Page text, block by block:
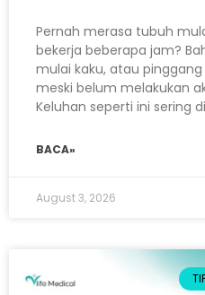
Pernah merasa tubuh
bekerja beberapa jam?
mulai kaku, atau
meski belum melakukan
Keluhan seperti ini sering
BACA»
August 3, 2026